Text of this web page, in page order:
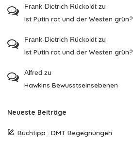
Frank-Dietrich Rückoldt zu
Ist Putin rot und der Westen grün?
Frank-Dietrich Rückoldt zu
Ist Putin rot und der Westen grün?
Alfred zu
Hawkins Bewusstseinsebenen
Neueste Beiträge
Buchtipp : DMT Begegnungen